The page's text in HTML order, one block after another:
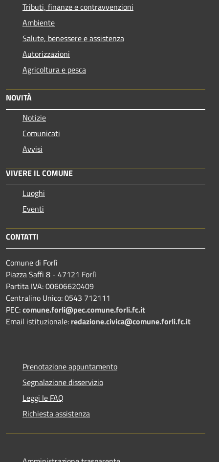
Tributi, finanze e contravvenzioni
Ambiente
Salute, benessere e assistenza
Autorizzazioni
Agricoltura e pesca
NOVITÀ
Notizie
Comunicati
Avvisi
VIVERE IL COMUNE
Luoghi
Eventi
CONTATTI
Comune di Forlì
Piazza Saffi 8 - 47121 Forlì
Partita IVA: 00606620409
Centralino Unico: 0543 712111
PEC:comune.forli@pec.comune.forli.fc.it
Email istituzionale: redazione.civica@comune.forli.fc.it
Prenotazione appuntamento
Segnalazione disservizio
Leggi le FAQ
Richiesta assistenza